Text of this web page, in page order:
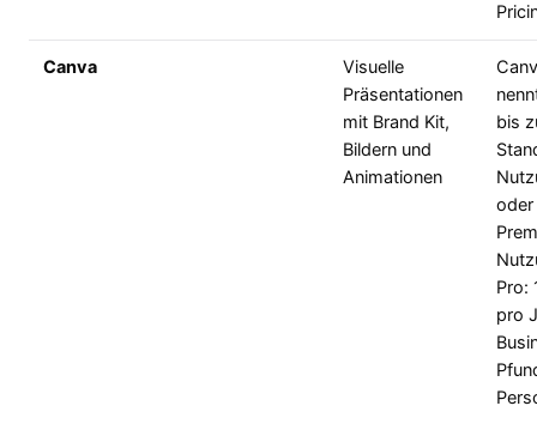
Canva
Visuelle
Präsentationen
mit Brand Kit,
Bildern und
Animationen
bis
Pro:
pro